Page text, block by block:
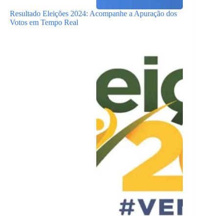
Resultado Eleições 2024: Acompanhe a Apuração dos
Votos em Tempo Real